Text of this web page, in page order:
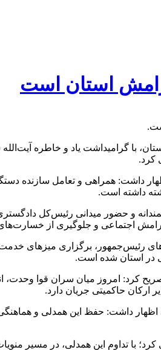
استان است
با گرامیداشت یاد و خاطره
کرد.
داشت: همراهی و تعامل سازنده
داشته است.
و حضور میدانی رئیس‌کل
اجتماعی و جلوگیری از خسارت‌های
رئیس‌جمهور، برگزاری میزهای
در استان شده است.
کرد: امروز میان سران قوا
ارکان حاکمیتی جریان دارد.
اظهار داشت: حفظ این همدلی و
با تداوم این همدلی، در مسیر